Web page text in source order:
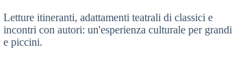
Letture itineranti, adattamenti teatrali di classici e
incontri con autori: un'esperienza culturale per grandi
e piccini.